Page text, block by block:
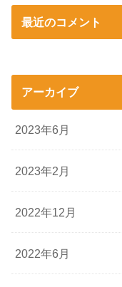
最近のコメント
アーカイブ
2023年6月
2023年2月
2022年12月
2022年6月